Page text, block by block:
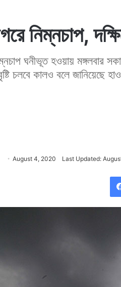
নিম্নচাপ,
ঘনীভূত হওয়ায়
চলবে কালও বলে জানিয়েছে
August 4, 2020 Last Updated: